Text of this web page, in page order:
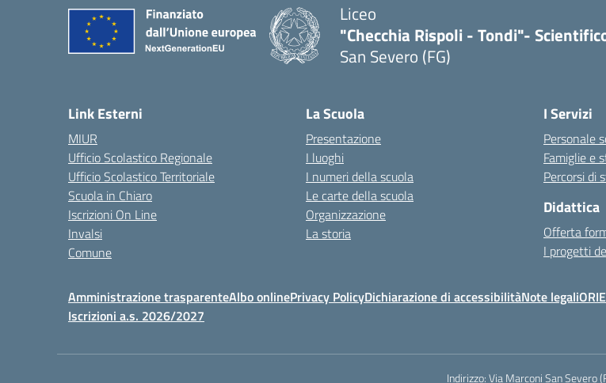
Liceo
"Checchia Rispoli - Tondi"-
San Severo (FG)
Link Esterni
MIUR
Ufficio Scolastico Regionale
Ufficio Scolastico Territoriale
Scuola in Chiaro
Iscrizioni On Line
Invalsi
Comune
La Scuola
Presentazione
I luoghi
I numeri della scuola
Le carte della scuola
Organizzazione
La storia
I Servizi
Personale
Famiglie e
Percorsi di
Didattica
Offerta
I progetti
Amministrazione trasparenteAlbo onlinePrivacy PolicyDichiarazione di accessibilitàNote legali
Iscrizioni a.s. 2026/2027
Indirizzo:Via Marconi San Severo